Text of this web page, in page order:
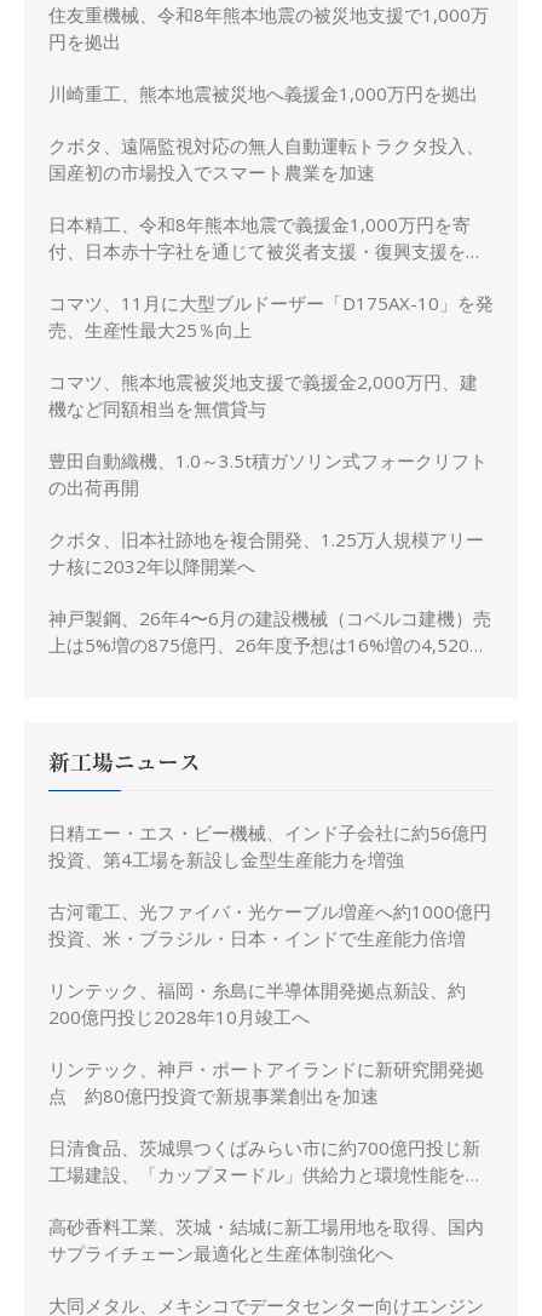
住友重機械、令和8年熊本地震の被災地支援で1,000万
円を拠出
川崎重工、熊本地震被災地へ義援金1,000万円を拠出
クボタ、遠隔監視対応の無人自動運転トラクタ投入、
国産初の市場投入でスマート農業を加速
日本精工、令和8年熊本地震で義援金1,000万円を寄
付、日本赤十字社を通じて被災者支援・復興支援を実
コマツ、11月に大型ブルドーザー「D175AX-10」を発
売、生産性最大25％向上
コマツ、熊本地震被災地支援で義援金2,000万円、建
機など同額相当を無償貸与
豊田自動織機、1.0～3.5t積ガソリン式フォークリフト
の出荷再開
クボタ、旧本社跡地を複合開発、1.25万人規模アリー
ナ核に2032年以降開業へ
神戸製鋼、26年4〜6月の建設機械（コベルコ建機）売
上は5%増の875億円、26年度予想は16%増の4,520億
新工場ニュース
日精エー・エス・ビー機械、インド子会社に約56億円
投資、第4工場を新設し金型生産能力を増強
古河電工、光ファイバ・光ケーブル増産へ約1000億円
投資、米・ブラジル・日本・インドで生産能力倍増
リンテック、福岡・糸島に半導体開発拠点新設、約
200億円投じ2028年10月竣工へ
リンテック、神戸・ポートアイランドに新研究開発拠
点 約80億円投資で新規事業創出を加速
日清食品、茨城県つくばみらい市に約700億円投じ新
工場建設、「カップヌードル」供給力と環境性能を強
高砂香料工業、茨城・結城に新工場用地を取得、国内
サプライチェーン最適化と生産体制強化へ
大同メタル、メキシコでデータセンター向けエンジン